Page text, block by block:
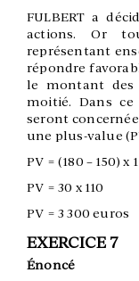
FULBERT a
actions. Or
représentant
répondre
le montant des
moitié. Dans ce
seront
une plus-value
PV = (180 – 150) x
PV = 30 x 110
PV = 3 300 euros
EXERCICE 7
Énoncé